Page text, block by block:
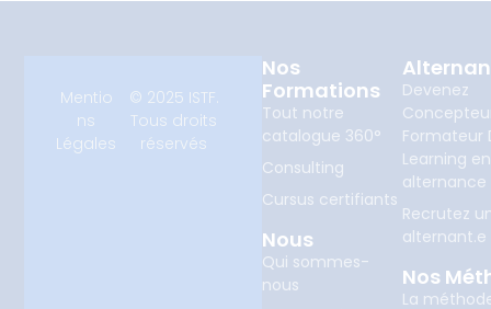
Nos
Formations
Tout notre
catalogue 360°
Consulting
Cursus certifiants
Nous
Qui sommes-
nous
Devenez
Formateur
Learning en
alternance
Recrutez
alternant.e
Nos
La
Mentio
ns
Légales
© 2025 ISTF.
Tous droits
réservés